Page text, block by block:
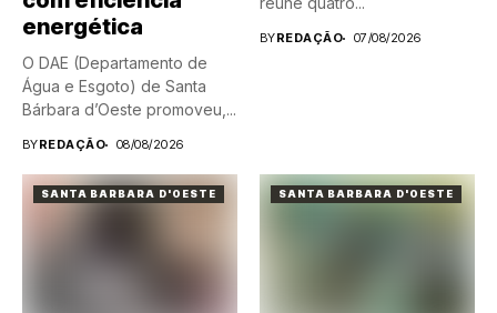
energética
O DAE (Departamento de
Água e Esgoto) de Santa
Bárbara d’Oeste promoveu,...
BYREDAÇÃO 08/08/2026
BYREDAÇÃO 07/08/2026
SANTA BARBARA D'OESTE SANTA BARBARA D'OESTE